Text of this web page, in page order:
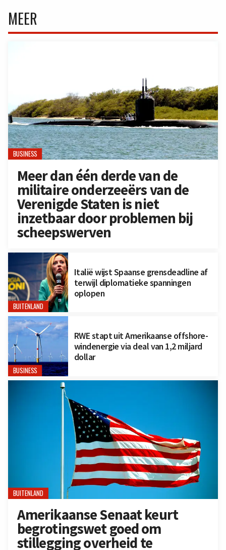
MEER
BUSINESS
Meer dan één derde van de
militaire onderzeeërs van de
Verenigde Staten is niet
inzetbaar door problemen bij
scheepswerven
BUITENLAND
Italië wijst Spaanse grensdeadline af
terwijl diplomatieke spanningen
oplopen
BUSINESS
RWE stapt uit Amerikaanse offshore-
windenergie via deal van 1,2 miljard
dollar
BUITENLAND
Amerikaanse Senaat keurt
begrotingswet goed om
stillegging overheid te